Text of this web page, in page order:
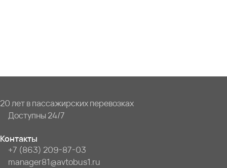
20 лет в пассажирских перевозках
Доступны 24/7
Контакты
+7 (863) 209-87-03
manager81@avtobus1.ru